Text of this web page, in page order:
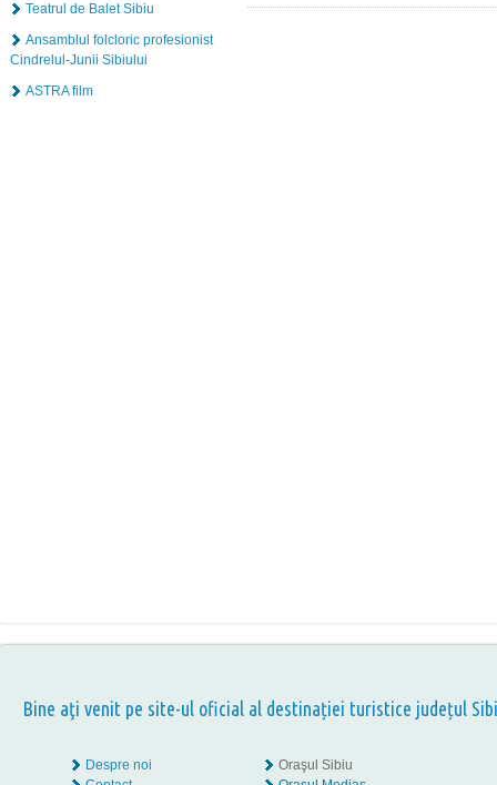
Teatrul de Balet Sibiu
Ansamblul folcloric profesionist
Cindrelul-Junii Sibiului
ASTRA film
Bine aţi venit pe site-ul oficial al destinației turistice județul
Despre noi
Oraşul Sibiu